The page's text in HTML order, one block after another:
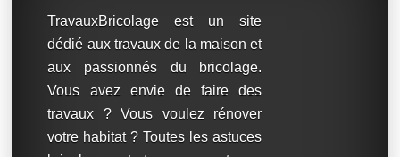
TravauxBricolage est un site
dédié aux travaux de la maison et
aux passionnés du bricolage.
Vous avez envie de faire des
travaux ? Vous voulez rénover
votre habitat ? Toutes les astuces